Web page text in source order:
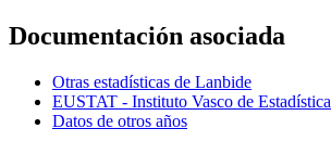
Documentación asociada
Otras estadísticas de Lanbide
EUSTAT - Instituto Vasco de Estadística
Datos de otros años